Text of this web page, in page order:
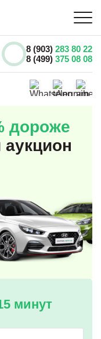
8 (903) 283 80 22
8 (499) 375 08 08
дороже
минут